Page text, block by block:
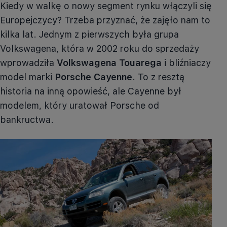
Kiedy w walkę o nowy segment rynku włączyli się
Europejczycy? Trzeba przyznać, że zajęło nam to
kilka lat. Jednym z pierwszych była grupa
Volkswagena, która w 2002 roku do sprzedaży
wprowadziła Volkswagena Touarega i bliźniaczy
model marki Porsche Cayenne. To z resztą
historia na inną opowieść, ale Cayenne był
modelem, który uratował Porsche od
bankructwa.